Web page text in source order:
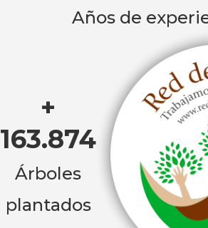
Años de
+
163.874
Árboles
plantados